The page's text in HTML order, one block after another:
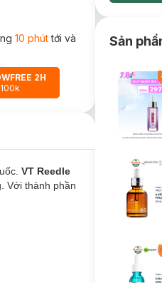
10 phúttới và
2H
VT Reedle
Với thành phần
Sản